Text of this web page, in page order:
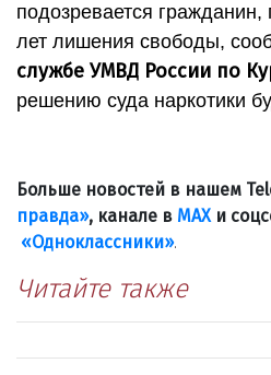
подозревается
лет лишения свободы,
службе УМВД России по
решению суда наркотики
Больше новостей в нашем
правда», канале в МАХи
«Одноклассники».
Читайте также